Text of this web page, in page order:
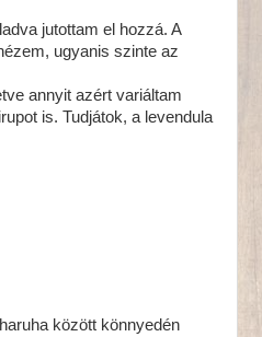
jutottam el hozzá. A
ugyanis szinte az
annyit azért variáltam
is. Tudjátok, a levendula
között könnyedén